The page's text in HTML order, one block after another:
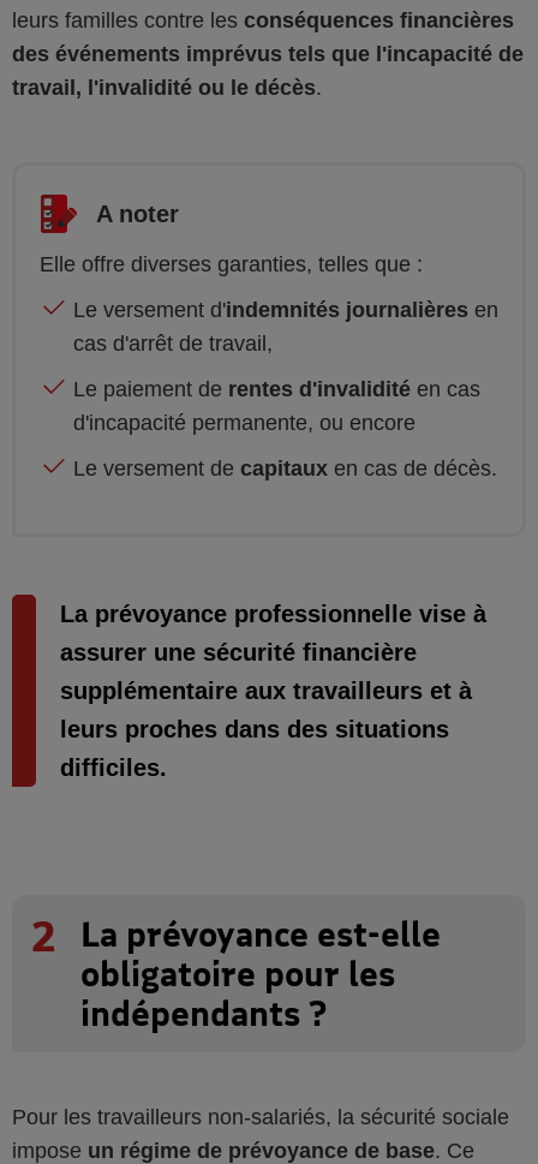
leurs familles contre les conséquences financières
des événements imprévus tels que l'incapacité de
travail, l'invalidité ou le décès.
A noter
Elle offre diverses garanties, telles que :
Le versement d'indemnités journalières en
cas d'arrêt de travail,
Le paiement de rentes d'invalidité en cas
d'incapacité permanente, ou encore
Le versement de capitaux en cas de décès.
La prévoyance professionnelle vise à
assurer une sécurité financière
supplémentaire aux travailleurs et à
leurs proches dans des situations
difficiles.
2
La prévoyance est-elle
obligatoire pour les
indépendants ?
Pour les travailleurs non-salariés, la sécurité sociale
impose un régime de prévoyance de base. Ce